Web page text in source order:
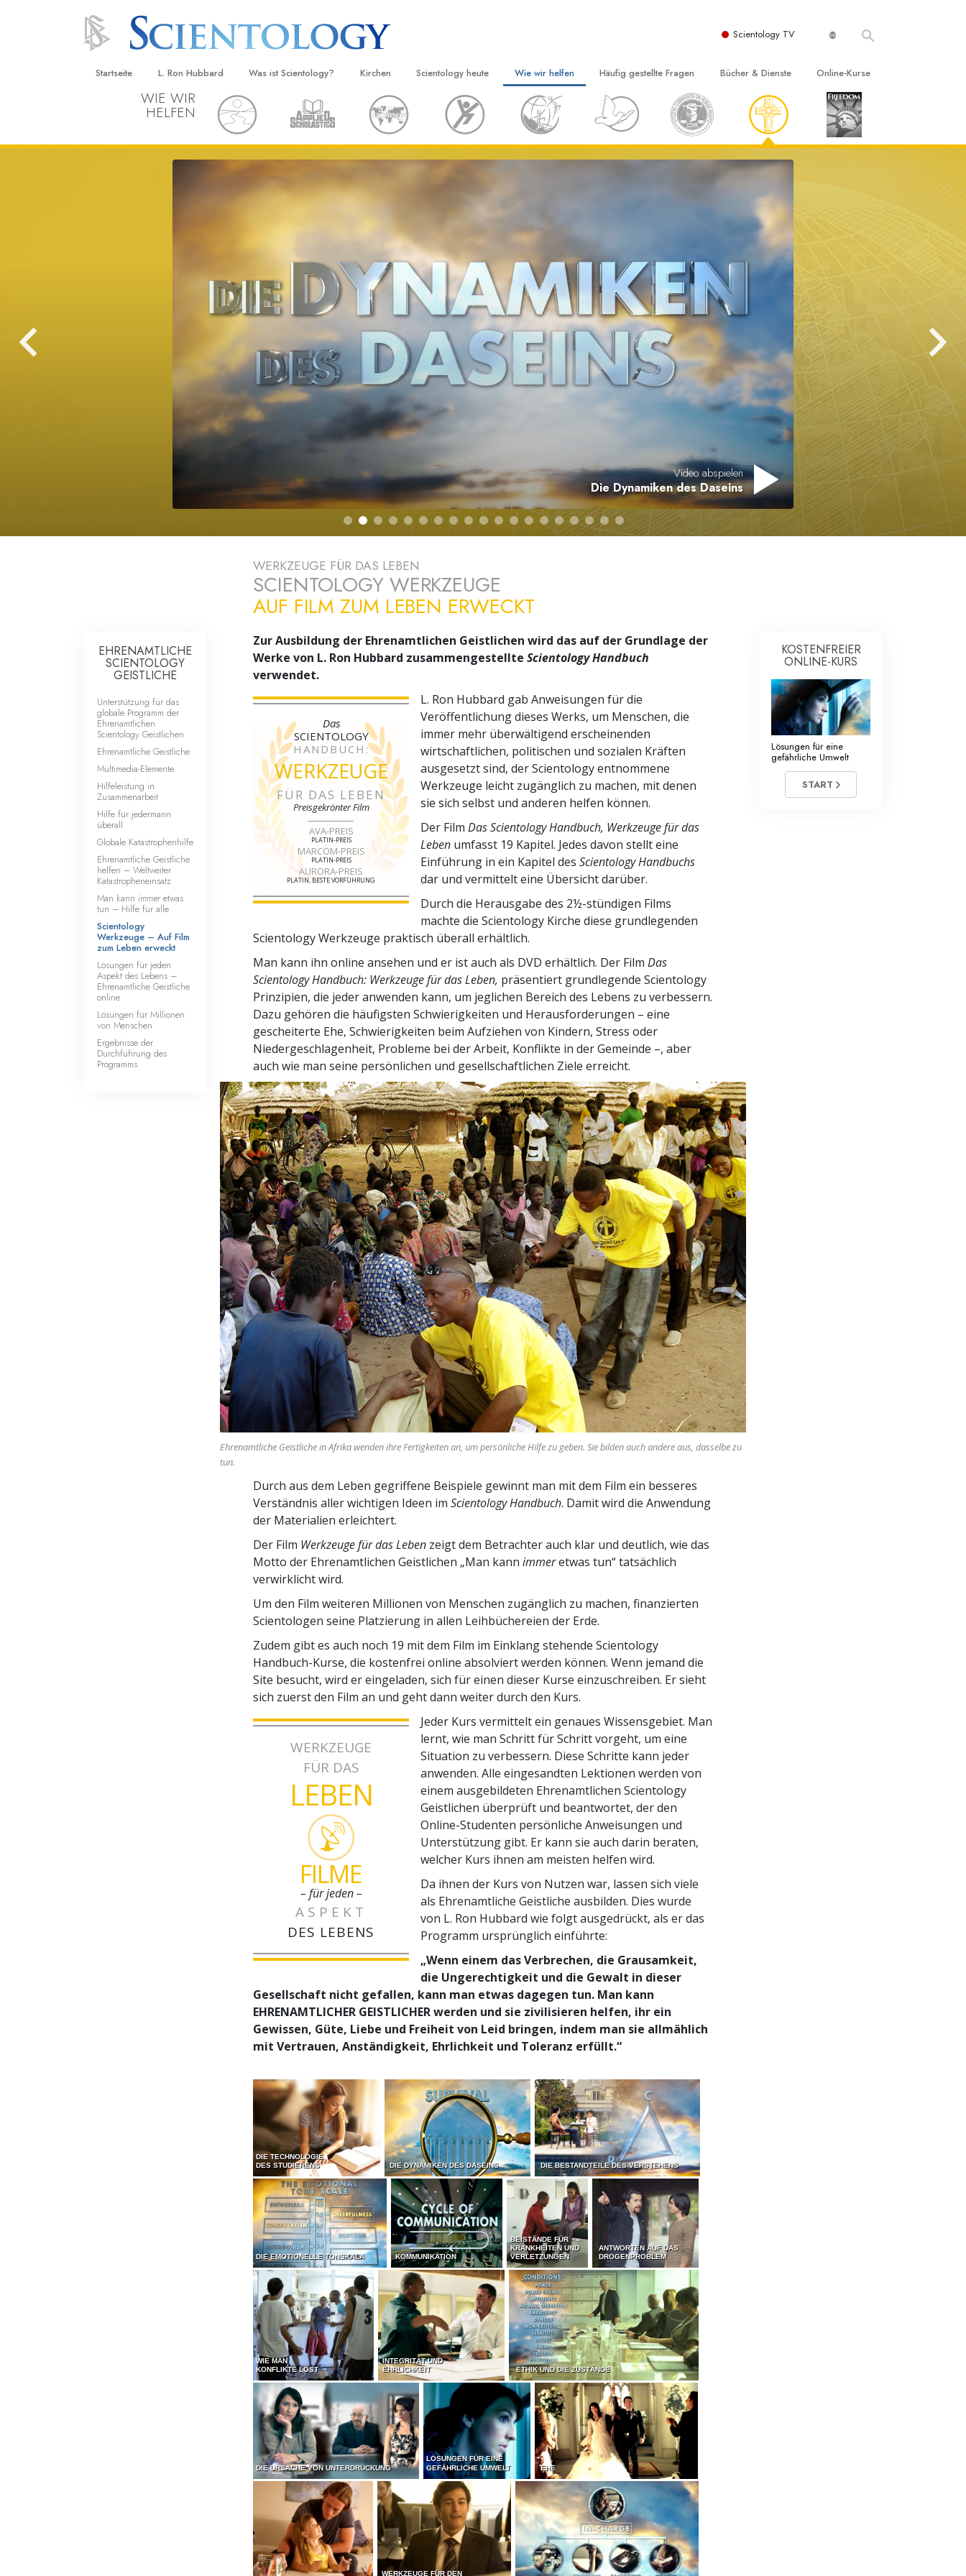
Scientology TV
Startseite L. Ron Hubbard Was ist Scientology?
Anschauungen und Praxis
Kodizes
sagen
Die Grundprinzipien der Scientology
Eine Einführung in die Dianetik
Liebe und Hass – Was ist Größe?
Kirchen
Finden Sie eine Kirche
Ideale Scientology Kirchen
Fortgeschrittene Organisationen
Scientology für die Welt
Scientology heute
Einweihungen
Scientology Veranstaltungen
David Miscavige – Kirchliches
Oberhaupt von Scientology
Wie wir helfen
Der Weg zum Glücklichsein
Applied Scholastics
Fakten über Drogen
Menschenrechte)
Citizens Commission on Human Rights
Ehrenamtliche Scientology Geistliche
Häufig gestellte Fragen
Hintergrund und
grundlegende Prinzipien
Innerhalb einer Scientology Kirche
Die Organisation der Scientology
Bücher & Dienste
Einführende Bücher
Online-Kurse
Wie man Konflikte löst
Die Dynamiken des Daseins
Die Bestandteile des Verstehens
Lösungen für eine gefährliche Umwelt
Beistände bei Krankheiten und
Verletzungen
Integrität und Ehrlichkeit
Ehe
Die emotionelle Tonskala
Antworten auf das Drogenproblem
Kinder
Werkzeuge für den Arbeitsplatz
Ethik und die Zustände
Die Ursache von Unterdrückung
Ermittlungen
Grundlagen des Organisierens
WIE WIR
HELFEN
Video abspielen
Die Dynamiken des Daseins
WERKZEUGE FÜR DAS LEBEN
SCIENTOLOGY WERKZEUGE
AUF FILM ZUM LEBEN ERWECKT
Zur Ausbildung der Ehrenamtlichen Geistlichen wird das auf der Grundlage der
Werke von L. Ron Hubbard zusammengestellte Scientology Handbuch
verwendet.
Das
SCIENTOLOGY
HANDBUCH:
WERKZEUGE
FÜR DAS LEBEN
Preisgekrönter Film
AVA-PREIS
PLATIN-PREIS
MARCOM-PREIS
PLATIN-PREIS
AURORA-PREIS
PLATIN, BESTE VORFÜHRUNG
L. Ron Hubbard gab Anweisungen für die
Veröffentlichung dieses Werks, um Menschen, die
immer mehr überwältigend erscheinenden
wirtschaftlichen, politischen und sozialen Kräften
ausgesetzt sind, der Scientology entnommene
Werkzeuge leicht zugänglich zu machen, mit denen
sie sich selbst und anderen helfen können.
Der Film Das Scientology Handbuch, Werkzeuge für das
Leben umfasst 19 Kapitel. Jedes davon stellt eine
Einführung in ein Kapitel des Scientology Handbuchs
dar und vermittelt eine Übersicht darüber.
Durch die Herausgabe des 2½-stündigen Films
machte die Scientology Kirche diese grundlegenden
Scientology Werkzeuge praktisch überall erhältlich.
Man kann ihn online ansehen und er ist auch als DVD erhältlich. Der Film Das
Scientology Handbuch: Werkzeuge für das Leben, präsentiert grundlegende Scientology
Prinzipien, die jeder anwenden kann, um jeglichen Bereich des Lebens zu verbessern.
Dazu gehören die häufigsten Schwierigkeiten und Herausforderungen – eine
gescheiterte Ehe, Schwierigkeiten beim Aufziehen von Kindern, Stress oder
Niedergeschlagenheit, Probleme bei der Arbeit, Konflikte in der Gemeinde –, aber
auch wie man seine persönlichen und gesellschaftlichen Ziele erreicht.
Ehrenamtliche Geistliche in Afrika wenden ihre Fertigkeiten an, um persönliche Hilfe zu geben. Sie bilden auch andere aus, dasselbe zu
tun.
Durch aus dem Leben gegriffene Beispiele gewinnt man mit dem Film ein besseres
Verständnis aller wichtigen Ideen im Scientology Handbuch. Damit wird die Anwendung
der Materialien erleichtert.
Der Film Werkzeuge für das Leben zeigt dem Betrachter auch klar und deutlich, wie das
Motto der Ehrenamtlichen Geistlichen „Man kann immeretwas tun“ tatsächlich
verwirklicht wird.
Um den Film weiteren Millionen von Menschen zugänglich zu machen, finanzierten
Scientologen seine Platzierung in allen Leihbüchereien der Erde.
Zudem gibt es auch noch 19 mit dem Film im Einklang stehende Scientology
Handbuch-Kurse, die kostenfrei online absolviert werden können. Wenn jemand die
Site besucht, wird er eingeladen, sich für einen dieser Kurse einzuschreiben. Er sieht
sich zuerst den Film an und geht dann weiter durch den Kurs.
WERKZEUGE
FÜR DAS
LEBEN
FILME
– für jeden –
ASPEKT
DES LEBENS
Jeder Kurs vermittelt ein genaues Wissensgebiet. Man
lernt, wie man Schritt für Schritt vorgeht, um eine
Situation zu verbessern. Diese Schritte kann jeder
anwenden. Alle eingesandten Lektionen werden von
einem ausgebildeten Ehrenamtlichen Scientology
Geistlichen überprüft und beantwortet, der den
Online-Studenten persönliche Anweisungen und
Unterstützung gibt. Er kann sie auch darin beraten,
welcher Kurs ihnen am meisten helfen wird.
Da ihnen der Kurs von Nutzen war, lassen sich viele
als Ehrenamtliche Geistliche ausbilden. Dies wurde
von L. Ron Hubbard wie folgt ausgedrückt, als er das
Programm ursprünglich einführte:
„Wenn einem das Verbrechen, die Grausamkeit,
die Ungerechtigkeit und die Gewalt in dieser
Gesellschaft nicht gefallen, kann man etwas dagegen tun. Man kann
EHRENAMTLICHER GEISTLICHER werden und sie zivilisieren helfen, ihr ein
Gewissen, Güte, Liebe und Freiheit von Leid bringen, indem man sie allmählich
mit Vertrauen, Anständigkeit, Ehrlichkeit und Toleranz erfüllt.“
DIE TECHNOLOGIE
DES STUDIERENS
DIE DYNAMIKEN DES DASEINS DIE BESTANDTEILE DES VERSTEHENS
DIE EMOTIONELLE TONSKALA KOMMUNIKATION
BEISTÄNDE FÜR
KRANKHEITEN UND
VERLETZUNGEN
ANTWORTEN AUF DAS
DROGENPROBLEM
WIE MAN
KONFLIKTE LÖST
INTEGRITÄT UND
EHRLICHKEIT
ETHIK UND DIE ZUSTÄNDE
DIE URSACHE VON UNTERDRÜCKUNG
LÖSUNGEN FÜR EINE
GEFÄHRLICHE UMWELT
EHE
WERKZEUGE FÜR DEN
EHRENAMTLICHE
SCIENTOLOGY
GEISTLICHE
Unterstützung für das
globale Programm der
Ehrenamtlichen
Scientology Geistlichen
Ehrenamtliche Geistliche
Multimedia-Elemente
Hilfeleistung in
Zusammenarbeit
Hilfe für jedermann
überall
Globale Katastrophenhilfe
Ehrenamtliche Geistliche
helfen – Weltweiter
Katastropheneinsatz
Man kann immeretwas
tun – Hilfe für alle
Scientology
Werkzeuge – Auf Film
zum Leben erweckt
Lösungen für jeden
Aspekt des Lebens –
Ehrenamtliche Geistliche
online
Lösungen für Millionen
von Menschen
Ergebnisse der
Durchführung des
Programms
KOSTENFREIER
ONLINE-KURS
Lösungen für eine
gefährliche Umwelt
START